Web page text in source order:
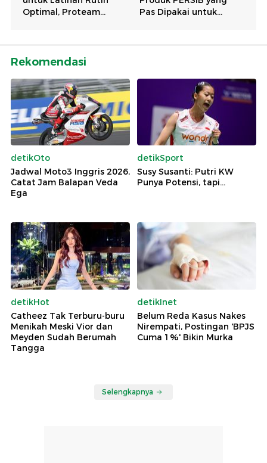
Rekomendasi
detikOto
Jadwal Moto3 Inggris 2026,
Catat Jam Balapan Veda
Ega
detikSport
Susy Susanti: Putri KW
Punya Potensi, tapi...
detikHot
Catheez Tak Terburu-buru
Menikah Meski Vior dan
Meyden Sudah Berumah
Tangga
detikInet
Belum Reda Kasus Nakes
Nirempati, Postingan 'BPJS
Cuma 1%' Bikin Murka
Selengkapnya